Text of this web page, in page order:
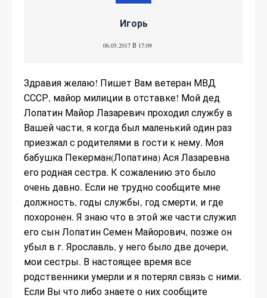
Игорь
06.05.2017 В 17:09
Здравия желаю! Пишет Вам ветеран МВД
СССР, майор милиции в отставке! Мой дед
Лопатин Майор Лазаревич проходил службу в
Вашей части, я когда был маленький один раз
приезжал с родителями в гости к нему. Моя
бабушка Пекерман(Лопатина) Ася Лазаревна
его родная сестра. К сожалению это было
очень давно. Если не трудно сообщите мне
должность, годы службы, год смерти, и где
похоронен. Я знаю что в этой же части служил
его сын Лопатин Семен Майорович, позже он
убыл в г. Ярославль, у него было две дочери,
мои сестры. В настоящее время все
родственники умерли и я потерял связь с ними.
Если Вы что либо знаете о них сообщите